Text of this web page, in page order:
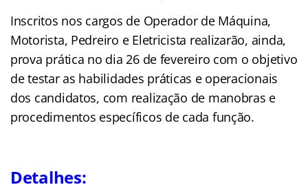
Inscritos nos cargos de Operador de Máquina,
Motorista, Pedreiro e Eletricista realizarão, ainda,
prova prática no dia 26 de fevereiro com o objetivo
de testar as habilidades práticas e operacionais
dos candidatos, com realização de manobras e
procedimentos específicos de cada função.
Detalhes: